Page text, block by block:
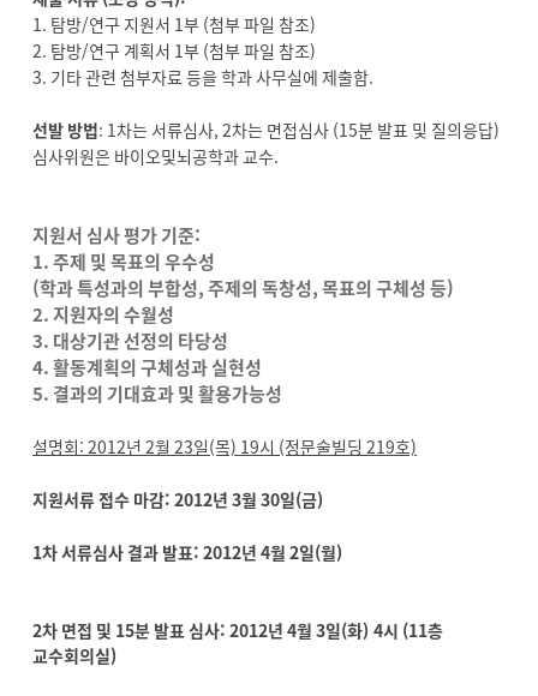
1. 탐방/연구 지원서 1부 (첨부 파일 참조)
2. 탐방/연구 계획서 1부 (첨부 파일 참조)
3. 기타 관련 첨부자료 등을 학과 사무실에 제출함.
선발 방법: 1차는 서류심사, 2차는 면접심사 (15분 발표 및 질의응답)
심사위원은 바이오및뇌공학과 교수.
지원서 심사 평가 기준:
1. 주제 및 목표의 우수성
(학과 특성과의 부합성, 주제의 독창성, 목표의 구체성 등)
2. 지원자의 수월성
3. 대상기관 선정의 타당성
4. 활동계획의 구체성과 실현성
5. 결과의 기대효과 및 활용가능성
설명회: 2012년 2월 23일(목) 19시 (정문술빌딩 219호)
지원서류 접수 마감: 2012년 3월 30일(금)
1차 서류심사 결과 발표: 2012년 4월 2일(월)
2차 면접 및 15분 발표 심사: 2012년 4월 3일(화) 4시 (11층
교수회의실)